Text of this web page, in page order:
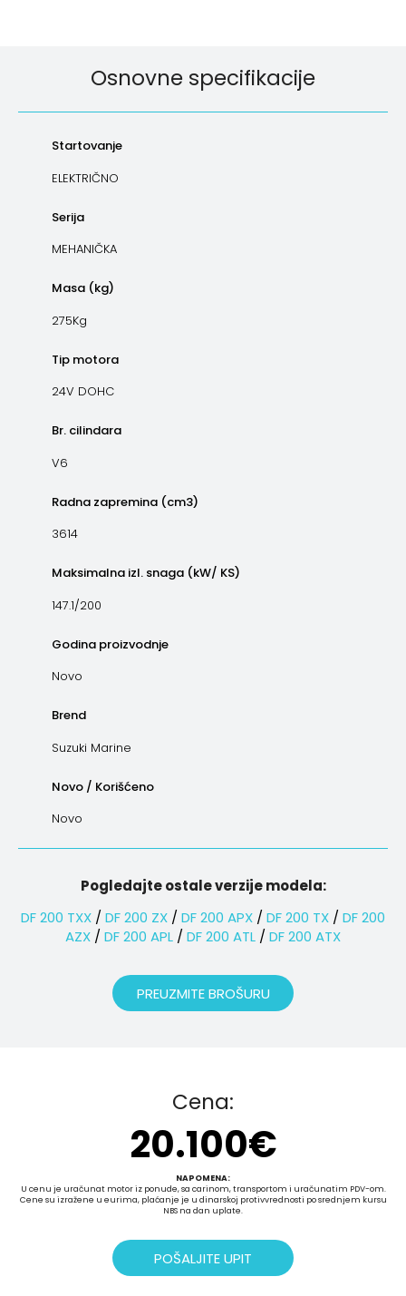
Osnovne specifikacije
Startovanje
ELEKTRIČNO
Serija
MEHANIČKA
Masa (kg)
275Kg
Tip motora
24V DOHC
Br. cilindara
V6
Radna zapremina (cm3)
3614
Maksimalna izl. snaga (kW/ KS)
147.1/200
Godina proizvodnje
Novo
Brend
Suzuki Marine
Novo / Korišćeno
Novo
Pogledajte ostale verzije modela:
DF 200 TXX /DF 200 ZX /DF 200 APX /DF 200 TX /DF 200
AZX /DF 200 APL /DF 200 ATL /DF 200 ATX
PREUZMITE BROŠURU
Cena:
20.100€
NAPOMENA:
U cenu je uračunat motor iz ponude, sa carinom, transportom i uračunatim PDV-om.
Cene su izražene u eurima, plaćanje je u dinarskoj protivvrednosti po srednjem kursu
NBS na dan uplate.
POŠALJITE UPIT